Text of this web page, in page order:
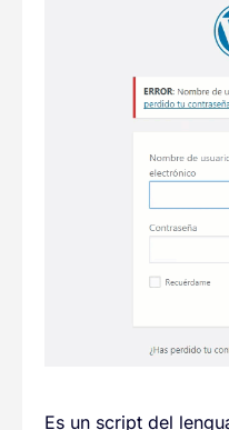
Es un script del